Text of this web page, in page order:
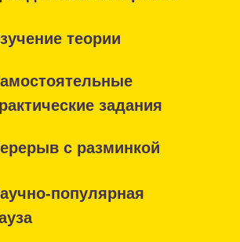
теории
с разминкой
задания
популярная